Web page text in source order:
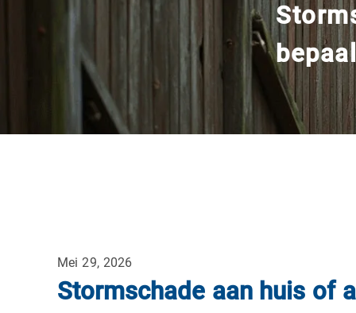
Mei 29, 2026
Stormschade aan huis of